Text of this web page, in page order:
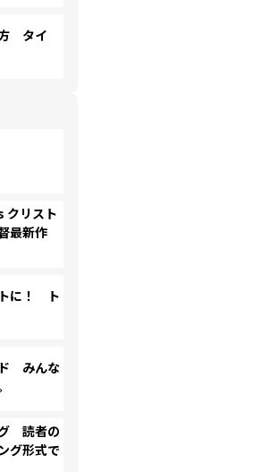
方 タイ
クリスト
最新作
に！ ト
みんな
読者の
グ形式で